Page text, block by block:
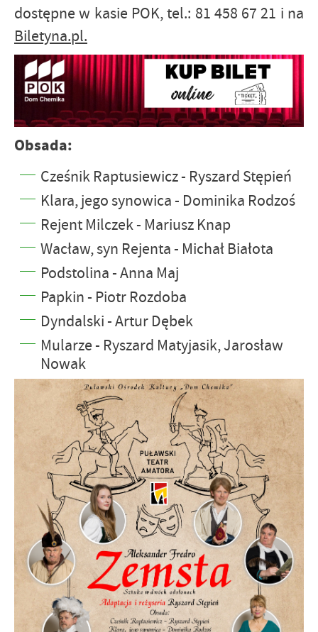
dostępne w kasie POK, tel.: 81 458 67 21 i na
Biletyna.pl.
Obsada:
Cześnik Raptusiewicz - Ryszard Stępień
Klara, jego synowica - Dominika Rodzoś
Rejent Milczek - Mariusz Knap
Wacław, syn Rejenta - Michał Białota
Podstolina - Anna Maj
Papkin - Piotr Rozdoba
Dyndalski - Artur Dębek
Mularze - Ryszard Matyjasik, Jarosław
Nowak